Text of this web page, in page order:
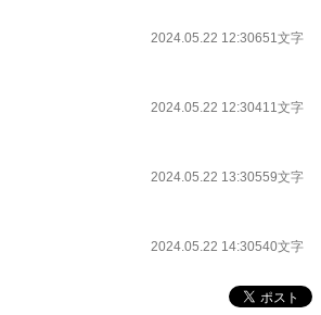
2024.05.22 12:30651文字
2024.05.22 12:30411文字
2024.05.22 13:30559文字
2024.05.22 14:30540文字